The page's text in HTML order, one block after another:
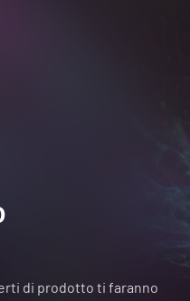
di prodotto ti faranno